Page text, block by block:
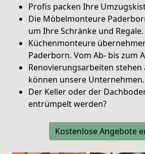
Profis packen Ihre
Die Möbelmonteure
um Ihre Schränke und Regale.
Küchenmonteure
Paderborn. Vom Ab- bis zum
Renovierungsarbeiten stehen
können unsere Unternehmen.
Der Keller oder der
entrümpelt werden?
Kostenlose Angebote